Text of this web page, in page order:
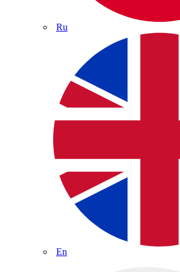
Ru
En